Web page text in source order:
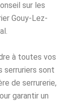
sur les
Gouy-Lez-
à toutes vos
serruriers sont
de serrurerie,
garantir un